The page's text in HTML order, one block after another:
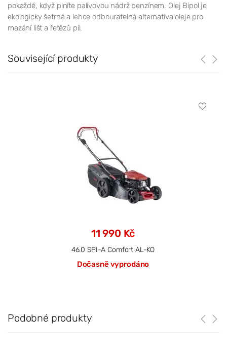
pokaždé, když plníte palivovou nádrž benzínem. Olej Bipol je
ekologicky šetrná a lehce odbouratelná alternativa oleje pro
mazání lišt a řetězů pil.
Související produkty
11 990 Kč
46.0 SPI-A Comfort AL-KO
Dočasně vyprodáno
Podobné produkty